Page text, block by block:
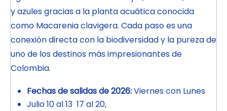
y azules gracias a la planta acuática conocida
como Macarenia clavigera. Cada paso es una
conexión directa con la biodiversidad y la pureza de
uno de los destinos más impresionantes de
Colombia.
Fechas de salidas de 2026:Viernes con Lunes
Julio 10 al 13 17 al 20,